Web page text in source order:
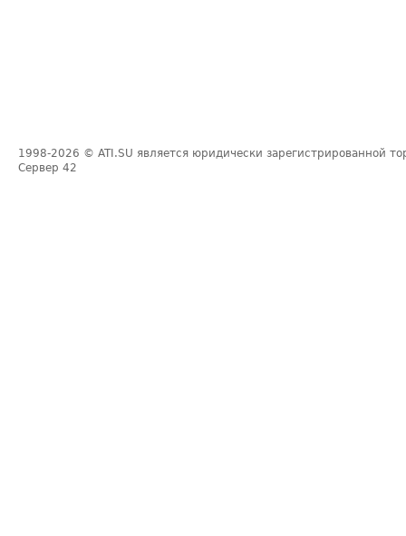
1998-2026 © ATI.SU является юридически зарегистрированной
Сервер 42